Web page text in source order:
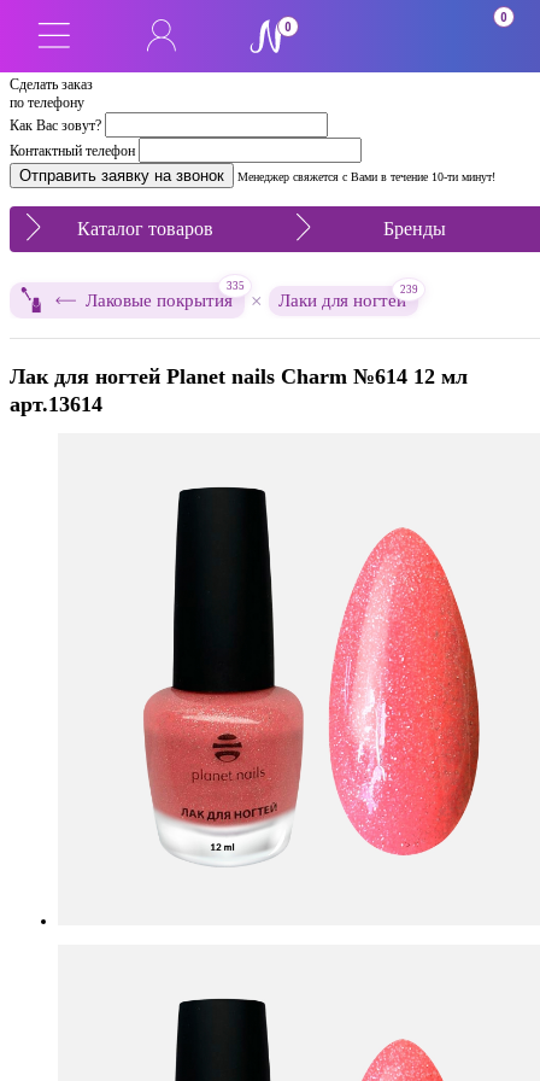
Сделать заказ
по телефону
Как Вас зовут?
Контактный телефон
Менеджер свяжется с Вами в течение 10-ти минут!
0
0
Каталог товаров Бренды
Лаковые покрытия
335
× Лаки для ногтей
239
Лак для ногтей Planet nails Charm №614 12 мл
арт.13614